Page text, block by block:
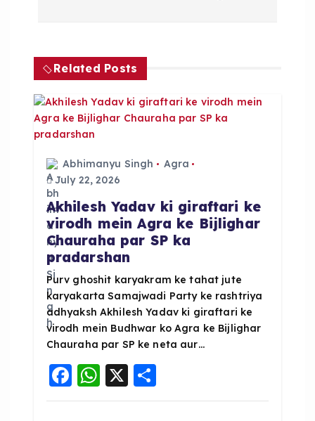
a
v
Related Posts
Abhimanyu Singh
Agra
July 22, 2026
Akhilesh Yadav ki giraftari ke
virodh mein Agra ke Bijlighar
Chauraha par SP ka
pradarshan
Purv ghoshit karyakram ke tahat jute
karyakarta Samajwadi Party ke rashtriya
adhyaksh Akhilesh Yadav ki giraftari ke
virodh mein Budhwar ko Agra ke Bijlighar
Chauraha par SP ke neta aur…
F
a
W
h
X S
h